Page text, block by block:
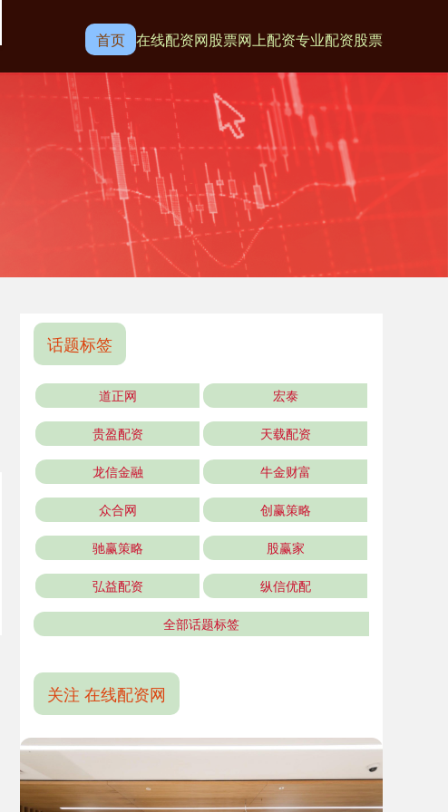
首页 在线配资网股票网上配资专业配资股票
话题标签
道正网 宏泰
贵盈配资 天载配资
龙信金融 牛金财富
众合网 创赢策略
驰赢策略 股赢家
弘益配资 纵信优配
全部话题标签
关注 在线配资网